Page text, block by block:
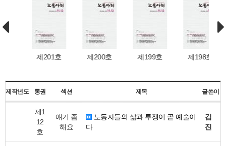
제201호 제200호 제199호 제198호
제작년도 통권 섹션 제목 글쓴이
제1
12
호
얘기 좀
해요
노동자들의 삶과 투쟁이 곧 예술이
다
김
진